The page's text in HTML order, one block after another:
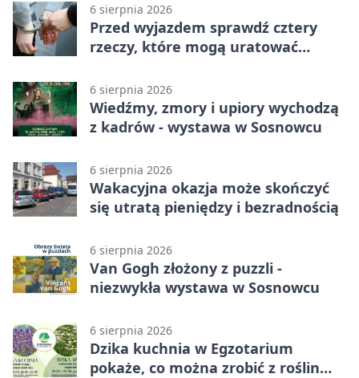
6 sierpnia 2026
Przed wyjazdem sprawdź cztery
rzeczy, które mogą uratować
6 sierpnia 2026
Wiedźmy, zmory i upiory wychodzą
z kadrów - wystawa w Sosnowcu
6 sierpnia 2026
Wakacyjna okazja może skończyć
się utratą pieniędzy i bezradnością
6 sierpnia 2026
Van Gogh złożony z puzzli -
niezwykła wystawa w Sosnowcu
6 sierpnia 2026
Dzika kuchnia w Egzotarium
pokaże, co można zrobić z roślin